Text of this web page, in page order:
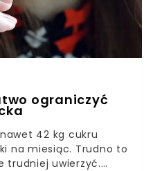
ograniczyć
42 kg cukru
na miesiąc. Trudno to
trudniej uwierzyć.